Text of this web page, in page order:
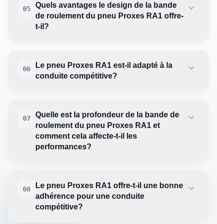
05
Quels avantages le design de la bande
de roulement du pneu Proxes RA1 offre-
t-il?
06
Le pneu Proxes RA1 est-il adapté à la
conduite compétitive?
07
Quelle est la profondeur de la bande de
roulement du pneu Proxes RA1 et
comment cela affecte-t-il les
performances?
08
Le pneu Proxes RA1 offre-t-il une bonne
adhérence pour une conduite
compétitive?